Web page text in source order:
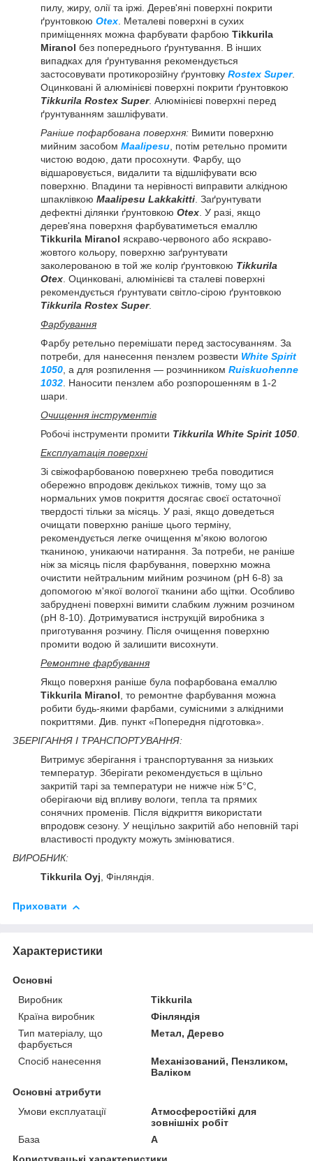
пилу, жиру, олії та іржі. Дерев'яні поверхні покрити
ґрунтовкою Otex. Металеві поверхні в сухих
приміщеннях можна фарбувати фарбою Tikkurila
Miranol без попереднього ґрунтування. В інших
випадках для ґрунтування рекомендується
застосовувати протикорозійну ґрунтовку Rostex Super.
Оцинковані й алюмінієві поверхні покрити ґрунтовкою
Tikkurila Rostex Super. Алюмінієві поверхні перед
ґрунтуванням зашліфувати.
Раніше пофарбована поверхня: Вимити поверхню
мийним засобом Maalipesu, потім ретельно промити
чистою водою, дати просохнути. Фарбу, що
відшаровується, видалити та відшліфувати всю
поверхню. Впадини та нерівності виправити алкідною
шпаклівкою Maalipesu Lakkakitti. Заґрунтувати
дефектні ділянки ґрунтовкою Otex. У разі, якщо
дерев'яна поверхня фарбуватиметься емаллю
Tikkurila Miranol яскраво-червоного або яскраво-
жовтого кольору, поверхню заґрунтувати
заколерованою в той же колір ґрунтовкою Tikkurila
Otex. Оцинковані, алюмінієві та сталеві поверхні
рекомендується ґрунтувати світло-сірою ґрунтовкою
Tikkurila Rostex Super.
Фарбування
Фарбу ретельно перемішати перед застосуванням. За
потреби, для нанесення пензлем розвести White Spirit
1050, а для розпилення — розчинником Ruiskuohenne
1032. Наносити пензлем або розпорошенням в 1-2
шари.
Очищення інструментів
Робочі інструменти промити Tikkurila White Spirit 1050.
Експлуатація поверхні
Зі свіжофарбованою поверхнею треба поводитися
обережно впродовж декількох тижнів, тому що за
нормальних умов покриття досягає своєї остаточної
твердості тільки за місяць. У разі, якщо доведеться
очищати поверхню раніше цього терміну,
рекомендується легке очищення м'якою вологою
тканиною, уникаючи натирання. За потреби, не раніше
ніж за місяць після фарбування, поверхню можна
очистити нейтральним мийним розчином (pH 6-8) за
допомогою м'якої вологої тканини або щітки. Особливо
забруднені поверхні вимити слабким лужним розчином
(pH 8-10). Дотримуватися інструкцій виробника з
приготування розчину. Після очищення поверхню
промити водою й залишити висохнути.
Ремонтне фарбування
Якщо поверхня раніше була пофарбована емаллю
Tikkurila Miranol, то ремонтне фарбування можна
робити будь-якими фарбами, сумісними з алкідними
покриттями. Див. пункт «Попередня підготовка».
ЗБЕРІГАННЯ І ТРАНСПОРТУВАННЯ:
Витримує зберігання і транспортування за низьких
температур. Зберігати рекомендується в щільно
закритій тарі за температури не нижче ніж 5°C,
оберігаючи від впливу вологи, тепла та прямих
сонячних променів. Після відкриття використати
впродовж сезону. У нещільно закритій або неповній тарі
властивості продукту можуть змінюватися.
ВИРОБНИК:
Tikkurila Oyj, Фінляндія.
Приховати
Характеристики
Основні
Виробник
Tikkurila
Країна виробник
Фінляндія
Тип матеріалу, що
фарбується
Метал, Дерево
Спосіб нанесення
Механізований, Пензликом,
Валіком
Основні атрибути
Умови експлуатації
Атмосферостійкі для
зовнішніх робіт
База
А